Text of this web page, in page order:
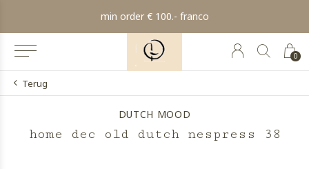
0
min order € 100.- franco
Terug
DUTCH MOOD
home dec old dutch nespress 38